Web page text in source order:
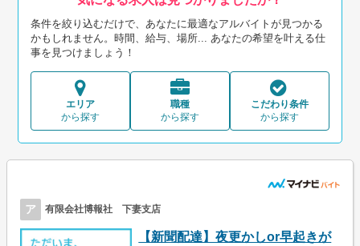
条件を絞り込むだけで、あなたに最適なアルバイトが見つかる
かもしれません。時間、給与、場所... あなたの希望を叶える仕
事を見つけましょう！
エリア
から探す
職種
から探す
こだわり条件
から探す
ア 有限会社博報社 下妻支店
【新聞配達】夜更かしor早起きが